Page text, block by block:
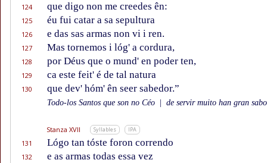
124 que digo non me creedes ên:
125 éu fui catar a sa sepultura
126 e das sas armas non vi i ren.
127 Mas tornemos i lóg' a cordura,
128 por Déus que o mund' en poder ten,
129 ca este feit' é de tal natura
130 que dev' hóm' ên seer sabedor.”
Todo-los Santos que son no Céo de servir muito han gran
Stanza XVII Syllables IPA
131 Lógo tan tóste foron correndo
132 e as armas todas essa vez